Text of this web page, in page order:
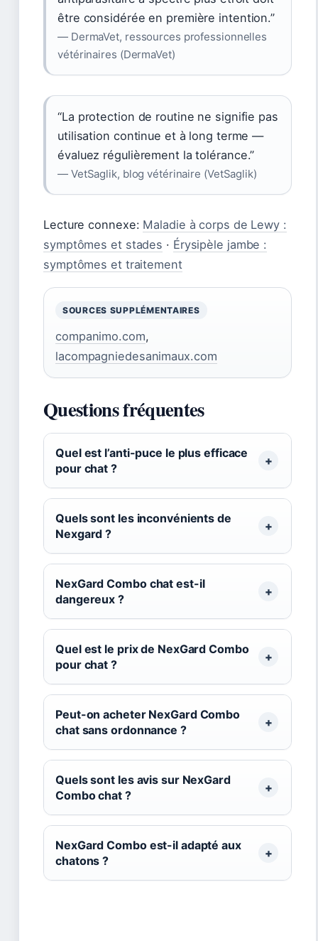
être considérée en première intention.”
— DermaVet, ressources professionnelles
vétérinaires (DermaVet)
“La protection de routine ne signifie pas
utilisation continue et à long terme —
évaluez régulièrement la tolérance.”
— VetSaglik, blog vétérinaire (VetSaglik)
Lecture connexe: Maladie à corps de Lewy :
symptômes et stades · Érysipèle jambe :
symptômes et traitement
SOURCES SUPPLÉMENTAIRES
companimo.com,
lacompagniedesanimaux.com
Questions fréquentes
Quel est l’anti-puce le plus efficace
pour chat ?
Quels sont les inconvénients de
Nexgard ?
NexGard Combo chat est-il
dangereux ?
Quel est le prix de NexGard Combo
pour chat ?
Peut-on acheter NexGard Combo
chat sans ordonnance ?
Quels sont les avis sur NexGard
Combo chat ?
NexGard Combo est-il adapté aux
chatons ?